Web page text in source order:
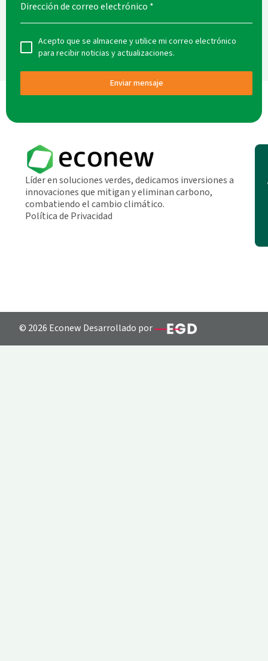
Dirección de correo electrónico *
Acepto que se almacene y utilice mi correo electrónico
para recibir noticias y actualizaciones.
Enviar mensaje
Líder en soluciones verdes, dedicamos inversiones a
innovaciones que mitigan y eliminan carbono,
combatiendo el cambio climático.
Política de Privacidad
© 2026 Econew Desarrollado por